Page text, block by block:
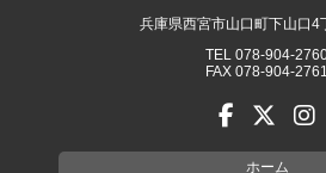
兵庫県西宮市山口町下山口4
TEL 078-904-
FAX 078-904-2761
ホーム